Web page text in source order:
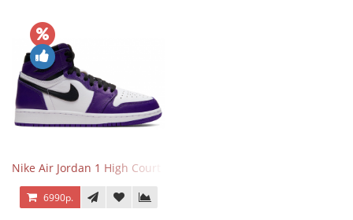
Nike Air Jordan 1 High Court Purple 2.0
6990р.